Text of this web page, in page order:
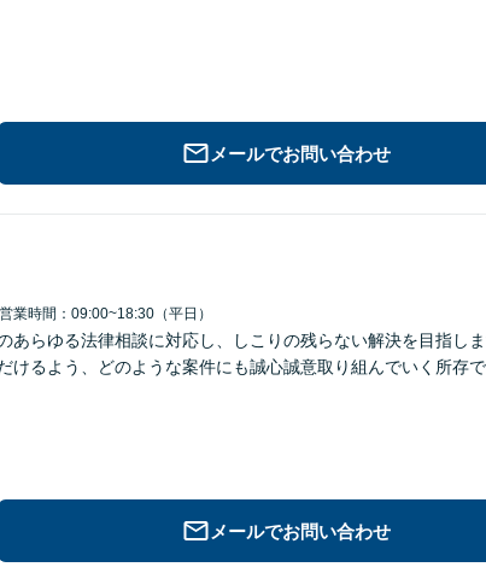
メールでお問い合わせ
営業時間：09:00~18:30（平日）
あらゆる法律相談に対応し、しこりの残らない解決を目指し
けるよう、どのような案件にも誠心誠意取り組んでいく所存で
メールでお問い合わせ